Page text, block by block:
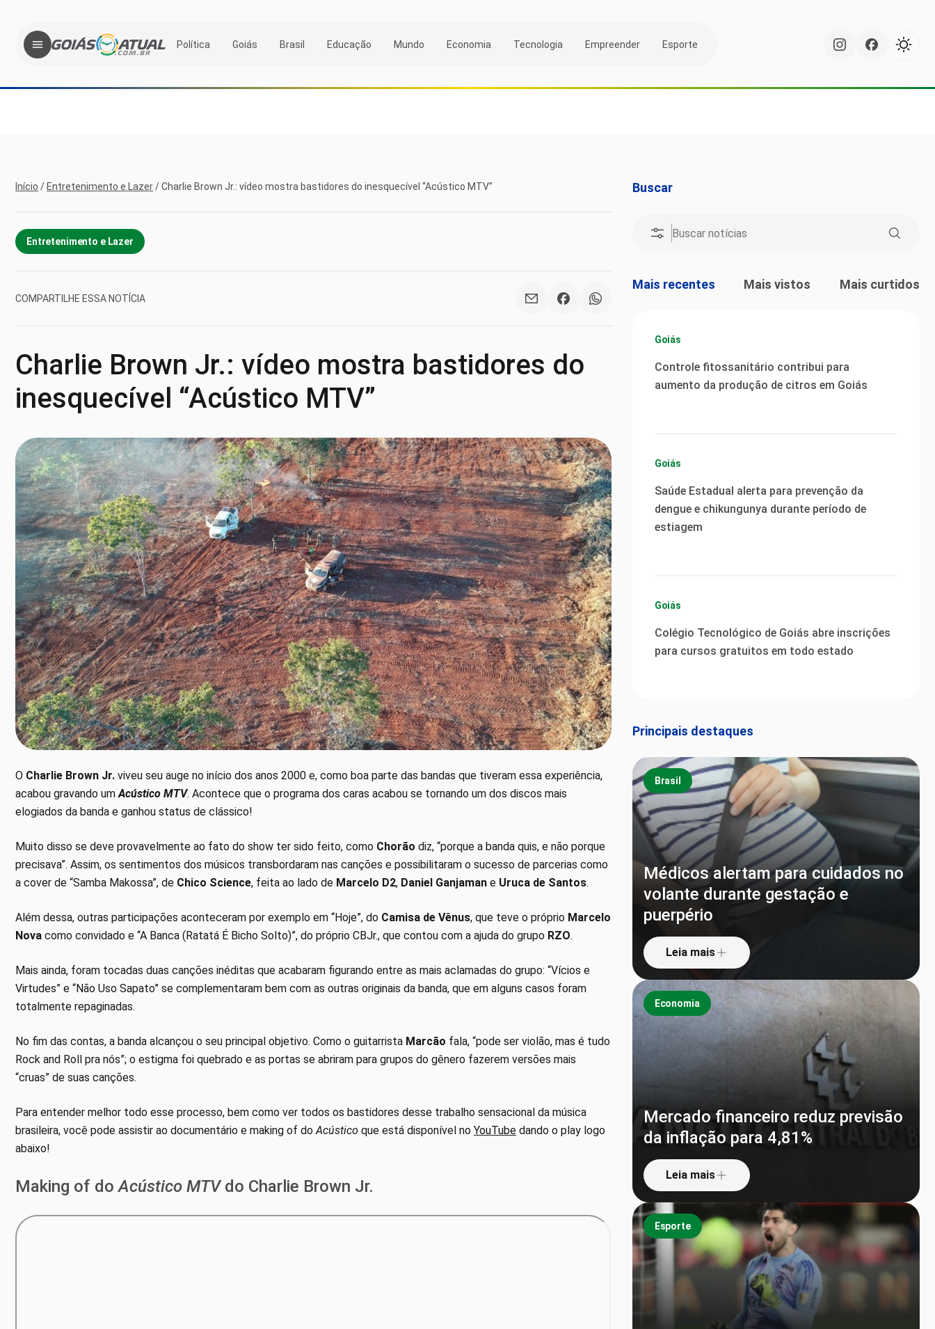
Política Goiás Brasil Educação Mundo Economia Tecnologia Empreender Esporte
Início / Entretenimento e Lazer/Charlie Brown Jr.: vídeo mostra bastidores do inesquecível “Acústico MTV”
Entretenimento e Lazer
COMPARTILHE ESSA NOTÍCIA
Charlie Brown Jr.: vídeo mostra bastidores do
inesquecível “Acústico MTV”
O Charlie Brown Jr. viveu seu auge no início dos anos 2000 e, como boa parte das bandas que tiveram essa experiência,
acabou gravando umAcústico MTV. Acontece que o programa dos caras acabou se tornando um dos discos mais
elogiados da banda e ganhou status de clássico!
Muito disso se deve provavelmente ao fato do show ter sido feito, como Chorão diz, “porque a banda quis, e não porque
precisava”. Assim, os sentimentos dos músicos transbordaram nas canções e possibilitaram o sucesso de parcerias como
a cover de “Samba Makossa”, de Chico Science, feita ao lado de Marcelo D2, Daniel Ganjaman e Uruca de Santos.
Além dessa, outras participações aconteceram por exemplo em “Hoje”, do Camisa de Vênus, que teve o próprio Marcelo
Nova como convidado e “A Banca (Ratatá É Bicho Solto)”, do próprio CBJr., que contou com a ajuda do grupo RZO.
Mais ainda, foram tocadas duas canções inéditas que acabaram figurando entre as mais aclamadas do grupo: “Vícios e
Virtudes” e “Não Uso Sapato” se complementaram bem com as outras originais da banda, que em alguns casos foram
totalmente repaginadas.
No fim das contas, a banda alcançou o seu principal objetivo. Como o guitarrista Marcão fala, “pode ser violão, mas é tudo
Rock and Roll pra nós”; o estigma foi quebrado e as portas se abriram para grupos do gênero fazerem versões mais
“cruas” de suas canções.
Para entender melhor todo esse processo, bem como ver todos os bastidores desse trabalho sensacional da música
brasileira, você pode assistir ao documentário e making of doAcústico que está disponível no YouTube dando o play logo
abaixo!
Making of doAcústico MTVdo Charlie Brown Jr.
Buscar
Mais recentes Mais vistos Mais curtidos
Goiás
Controle fitossanitário contribui para
aumento da produção de citros em Goiás
Goiás
Saúde Estadual alerta para prevenção da
dengue e chikungunya durante período de
estiagem
Goiás
Colégio Tecnológico de Goiás abre inscrições
para cursos gratuitos em todo estado
Principais destaques
Brasil
Médicos alertam para cuidados no
volante durante gestação e
puerpério
Leia mais
Economia
Mercado financeiro reduz previsão
da inflação para 4,81%
Leia mais
Esporte